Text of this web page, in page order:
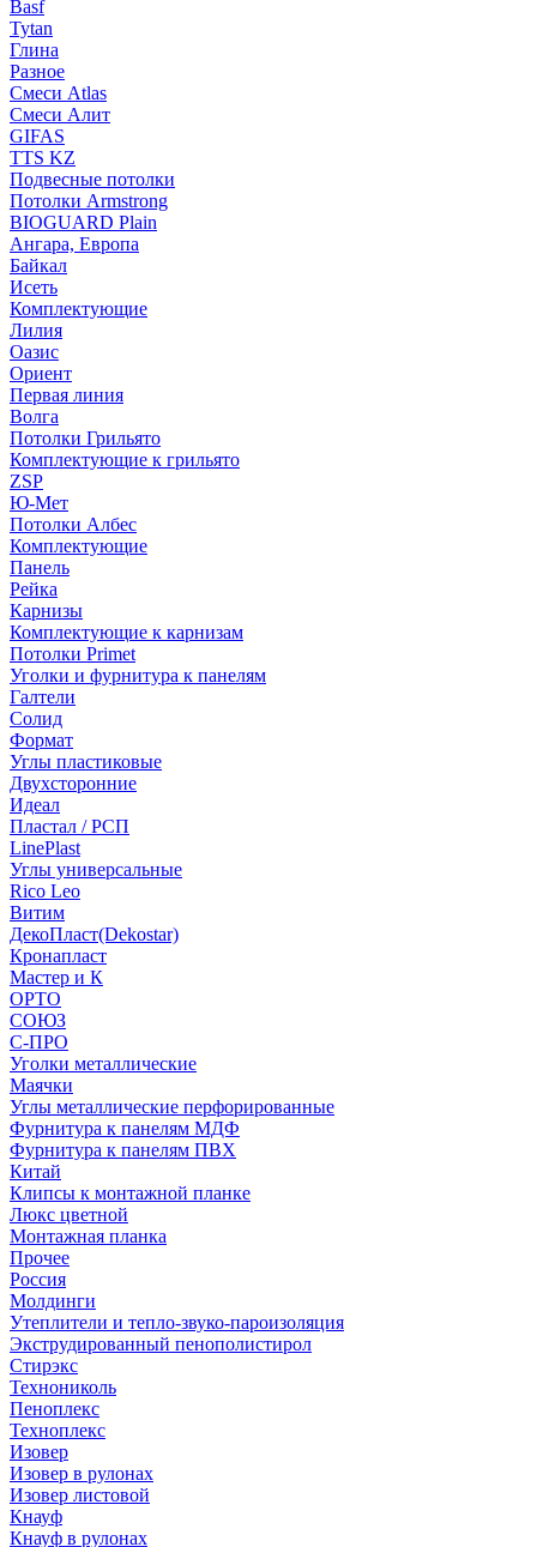
Basf
Tytan
Глина
Разное
Смеси Atlas
Смеси Алит
GIFAS
TTS KZ
Подвесные потолки
Потолки Armstrong
BIOGUARD Plain
Ангара, Европа
Байкал
Исеть
Комплектующие
Лилия
Оазис
Ориент
Первая линия
Волга
Потолки Грильято
Комплектующие к грильято
ZSP
Ю-Мет
Потолки Албес
Комплектующие
Панель
Рейка
Карнизы
Комплектующие к карнизам
Потолки Primet
Уголки и фурнитура к панелям
Галтели
Солид
Формат
Углы пластиковые
Двухсторонние
Идеал
Пластал / РСП
LinePlast
Углы универсальные
Rico Leo
Витим
ДекоПласт(Dekostar)
Кронапласт
Мастер и К
ОРТО
СОЮЗ
С-ПРО
Уголки металлические
Маячки
Углы металлические перфорированные
Фурнитура к панелям МДФ
Фурнитура к панелям ПВХ
Китай
Клипсы к монтажной планке
Люкс цветной
Монтажная планка
Прочее
Россия
Молдинги
Утеплители и тепло-звуко-пароизоляция
Экструдированный пенополистирол
Стирэкс
Технониколь
Пеноплекс
Техноплекс
Изовер
Изовер в рулонах
Изовер листовой
Кнауф
Кнауф в рулонах